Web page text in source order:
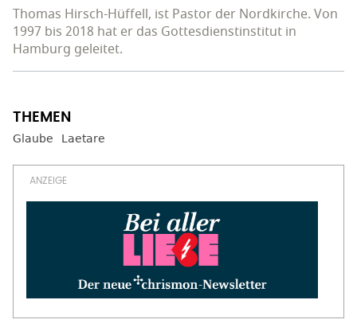
Thomas Hirsch-Hüffell, ist Pastor der Nordkirche. Von
1997 bis 2018 hat er das Gottesdienstinstitut in
Hamburg geleitet.
Glaube Laetare